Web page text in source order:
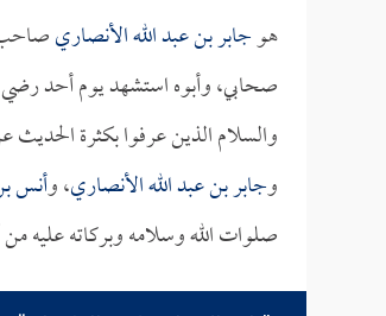
هوجابر بن عبد الله الأنصاريصاحب
صحابي، وأبوه استشهد يوم أحد رضي
والسلام الذين عرفوا بكثرة
وجابر بن عبد الله الأنصاري، وأنس
صلوات الله وسلامه وبركاته عليه